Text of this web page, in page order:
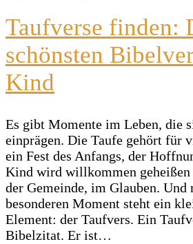
Taufverse finden:
schönsten
Kind
Es gibt Momente im Leben, die
einprägen. Die Taufe gehört für
ein Fest des Anfangs, der
Kind wird willkommen
der Gemeinde, im Glauben. Und
besonderen Moment steht ein
Element: der Taufvers. Ein
Bibelzitat. Er ist…